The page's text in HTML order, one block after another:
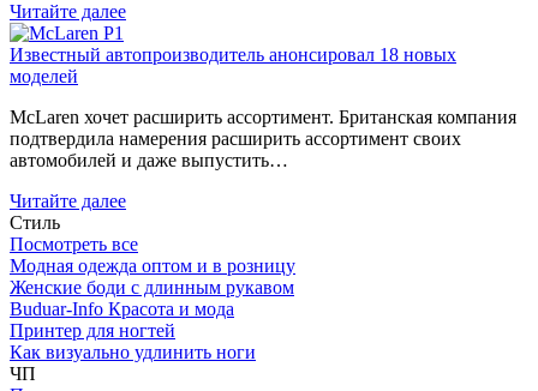
Читайте далее
Известный автопроизводитель анонсировал 18 новых
моделей
McLaren хочет расширить ассортимент. Британская компания
подтвердила намерения расширить ассортимент своих
автомобилей и даже выпустить…
Читайте далее
Стиль
Посмотреть все
Модная одежда оптом и в розницу
Женские боди с длинным рукавом
Buduar-Info Красота и мода
Принтер для ногтей
Как визуально удлинить ноги
ЧП